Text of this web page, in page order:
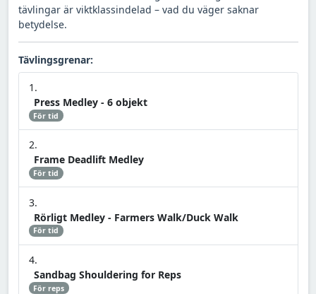
tävlingar är viktklassindelad – vad du väger saknar
betydelse.
Tävlingsgrenar:
Press Medley - 6 objekt
För tid
Frame Deadlift Medley
För tid
Rörligt Medley - Farmers Walk/Duck Walk
För tid
Sandbag Shouldering for Reps
För reps